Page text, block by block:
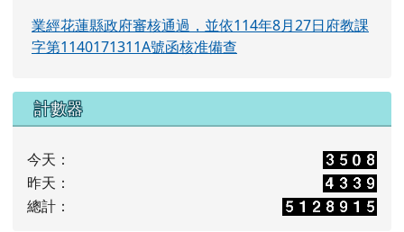
114學年度課程計畫
字第1140171311A號函核准備查
計數器